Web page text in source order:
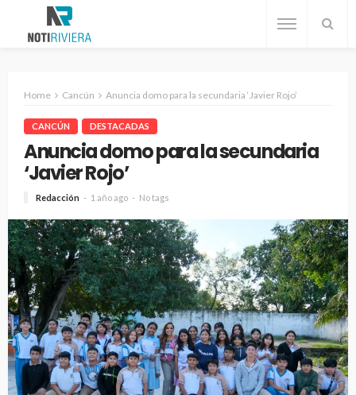
Home Cancún Anuncia domo para la secundaria ‘Javier Rojo’
CANCÚN DESTACADAS
Anuncia domo para la secundaria
‘Javier Rojo’
Redacción 1 año ago No tags